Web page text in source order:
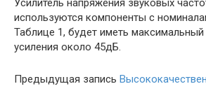
Усилитель напряжения звуковых
используются компоненты с
Таблице 1, будет иметь
усиления около 45дБ.
Предыдущая запись